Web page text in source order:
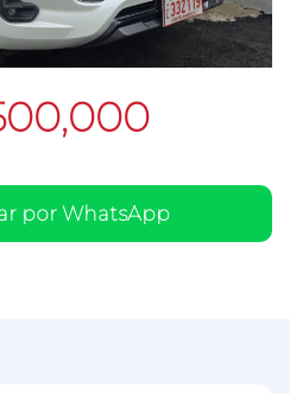
por WhatsApp